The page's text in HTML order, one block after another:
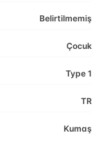
Belirtilmemiş
Çocuk
Type 1
TR
Kumaş